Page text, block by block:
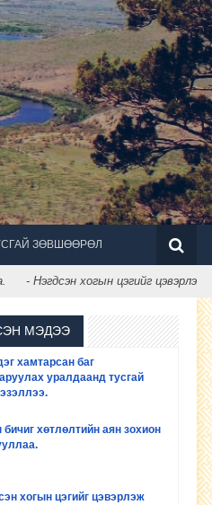
ЗӨВШӨӨРӨЛ
- Нэгдсэн хогын цэгийг цэвэрлэж
МЭДЭЭ
хамтарсан баг
уралдаанд тусгай
бичиг хөтлөлтийн аян зохион
хогын цэгийг цэвэрлэж